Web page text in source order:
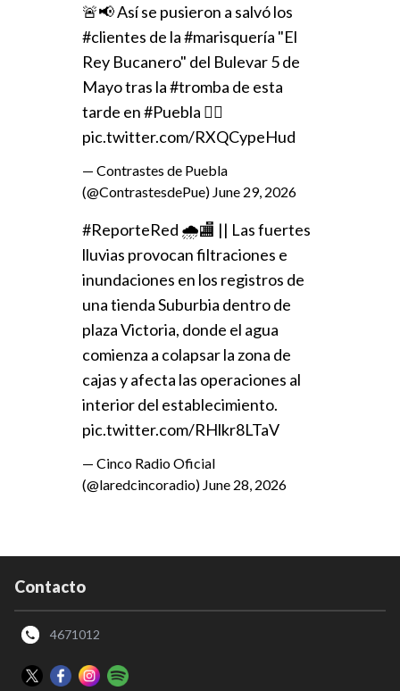
🚨📢 Así se pusieron a salvó los
#clientes de la#marisquería "El
Rey Bucanero" del Bulevar 5 de
Mayo tras la#tromba de esta
tarde en#Puebla 👇🏻
pic.twitter.com/RXQCypeHud
— Contrastes de Puebla
(@ContrastesdePue) June 29, 2026
#ReporteRed 🌧️🏬 || Las fuertes
lluvias provocan filtraciones e
inundaciones en los registros de
una tienda Suburbia dentro de
plaza Victoria, donde el agua
comienza a colapsar la zona de
cajas y afecta las operaciones al
interior del establecimiento.
pic.twitter.com/RHlkr8LTaV
— Cinco Radio Oficial
(@laredcincoradio) June 28, 2026
Contacto
4671012